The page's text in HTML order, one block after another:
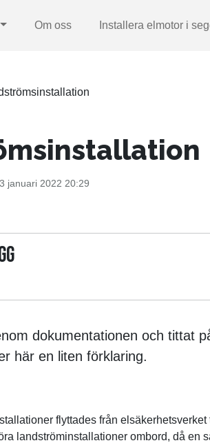
Om oss Installera elmotor i
januari 2022 20:29
dokumentationen och tittat
här en liten förklaring.
flyttades från
landströminstallationer ombord, då en